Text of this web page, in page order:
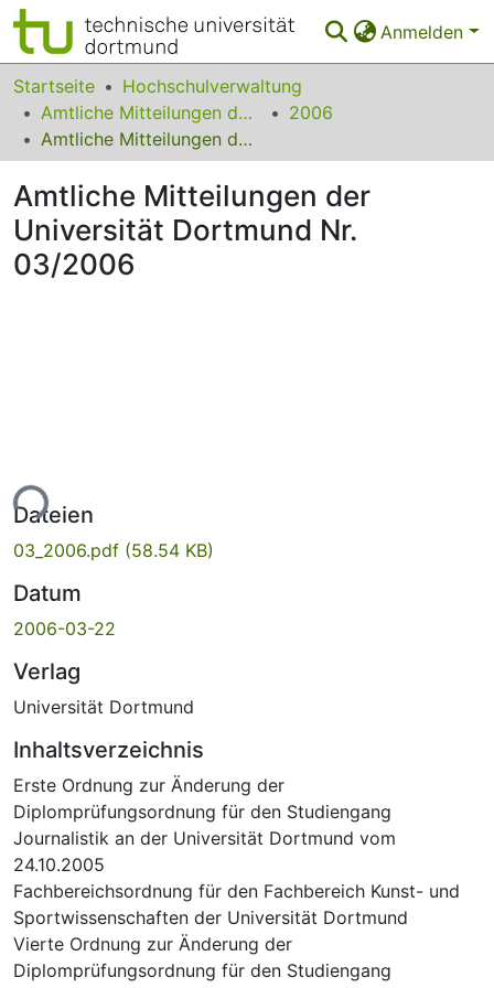
Anmelden
Bereiche & Sammlungen
Das gesamte Repositorium
FAQ
Leitlinien
Startseite
Hochschulverwaltung
Amtliche Mitteilungen der Technischen Universität Dortmund
2006
Amtliche Mitteilungen der Universität Dortmund Nr. 03/2006
Amtliche Mitteilungen der
Universität Dortmund Nr.
03/2006
Dateien
03_2006.pdf (58.54 KB)
Datum
2006-03-22
Verlag
Universität Dortmund
Inhaltsverzeichnis
Erste Ordnung zur Änderung der
Diplomprüfungsordnung für den Studiengang
Journalistik an der Universität Dortmund vom
24.10.2005
Fachbereichsordnung für den Fachbereich Kunst- und
Sportwissenschaften der Universität Dortmund
Vierte Ordnung zur Änderung der
Diplomprüfungsordnung für den Studiengang